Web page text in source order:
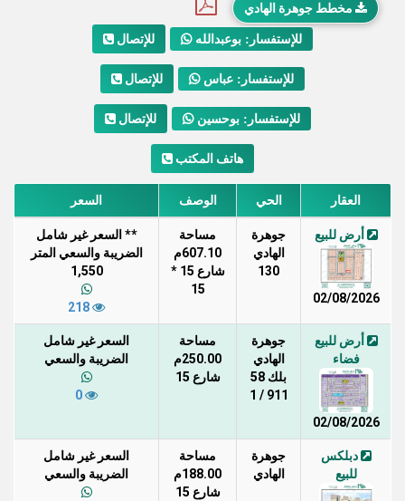
مخطط جوهرة الهادي
للإتصال للإستفسار: بوعبدالله
للإتصال للإستفسار: عباس
للإتصال للإستفسار: بوحسين
هاتف المكتب
العقار الحي الوصف السعر
أرض للبيع
02/08/2026
جوهرة
الهادي
130
مساحة
607.10م
شارع 15 *
15
** السعر غير شامل
الضريبة والسعي المتر
1,550
أرض للبيع
فضاء
02/08/2026
جوهرة
الهادي
بلك 58
911 / 1
مساحة
250.00م
شارع 15
السعر غير شامل
الضريبة والسعي
دبلكس
للبيع
جوهرة
الهادي
مساحة
188.00م
شارع 15
السعر غير شامل
الضريبة والسعي